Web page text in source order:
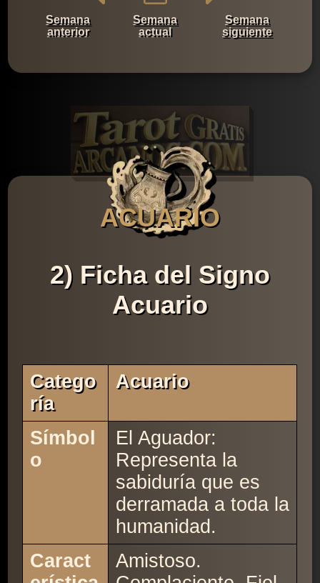
Semana
anterior
Semana
actual
Semana
siguiente
ACUARIO
2) Ficha del Signo
Acuario
Catego
Ría
Acuario
Símbol
o
El Aguador:
Representa la
sabiduría que es
derramada a toda la
humanidad.
Caract
Amistoso.